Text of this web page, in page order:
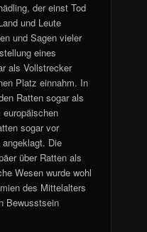
der einst Tod
und Leute
und Sagen vieler
eines
als Vollstrecker
Platz einnahm. In
Ratten sogar als
sogar vor
Die
über Ratten als
Wesen wurde wohl
des Mittelalters
Bewusstsein